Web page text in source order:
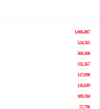
1,006,887
524,565
500,100
332,367
127,090
126,699
109,594
57,796